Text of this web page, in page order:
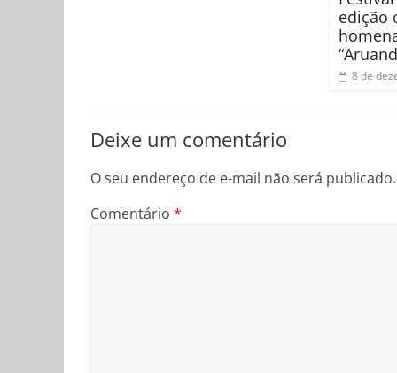
edição
8 de
Deixe um comentário
O seu endereço de e-mail não será publicado.
Comentário *